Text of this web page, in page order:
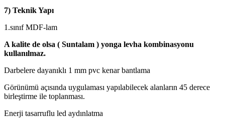
7) Teknik Yapı
1.sınıf MDF-lam
A kalite de olsa ( Suntalam ) yonga levha kombinasyonu
kullanılmaz.
Darbelere dayanıklı 1 mm pvc kenar bantlama
Görünümü açısında uygulaması yapılabilecek alanların 45 derece
birleştirme ile toplanması.
Enerji tasarruflu led aydınlatma